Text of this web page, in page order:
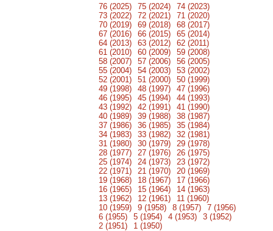
76 (2025) 75 (2024)
74 (2023)
73 (2022)
72 (2021)
71 (2020)
70 (2019)
69 (2018)
68 (2017)
67 (2016)
66 (2015)
65 (2014)
64 (2013)
63 (2012)
62 (2011)
61 (2010)
60 (2009)
59 (2008)
58 (2007)
57 (2006)
56 (2005)
55 (2004)
54 (2003)
53 (2002)
52 (2001)
51 (2000)
50 (1999)
49 (1998)
48 (1997)
47 (1996)
46 (1995)
45 (1994)
44 (1993)
43 (1992)
42 (1991)
41 (1990)
40 (1989)
39 (1988)
38 (1987)
37 (1986)
36 (1985)
35 (1984)
34 (1983)
33 (1982)
32 (1981)
31 (1980)
30 (1979)
29 (1978)
28 (1977)
27 (1976)
26 (1975)
25 (1974)
24 (1973)
23 (1972)
22 (1971)
21 (1970)
20 (1969)
19 (1968)
18 (1967)
17 (1966)
16 (1965)
15 (1964)
14 (1963)
13 (1962)
12 (1961)
11 (1960)
10 (1959)
9 (1958) 8 (1957)
7 (1956)
6 (1955)
5 (1954) 4 (1953)
3 (1952)
2 (1951)
1 (1950)